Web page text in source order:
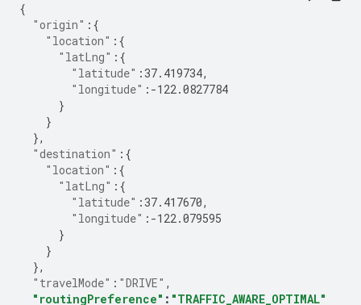
{
"origin" : {
"location" : {
"latLng" : {
"latitude" : 37.419734,
"longitude" :-122.0827784
}
}
},
"destination" : {
"location" : {
"latLng" : {
"latitude" : 37.417670,
"longitude" :-122.079595
}
}
},
"travelMode" : "DRIVE" ,
"routingPreference" : "TRAFFIC_AWARE_OPTIMAL"